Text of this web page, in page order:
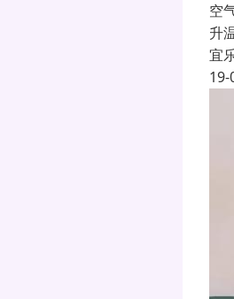
空
升
宜
19-